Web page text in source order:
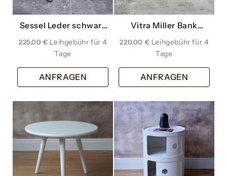
Sessel Leder schwarz
225,00€
ANFRAGEN
Vitra Miller Bank
offwhite dreier
220,00 €
ANFRAGEN